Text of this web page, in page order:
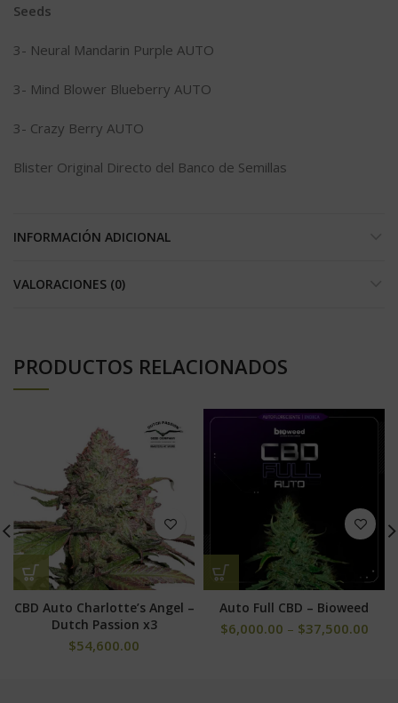
Seeds
3- Neural Mandarin Purple AUTO
3- Mind Blower Blueberry AUTO
3- Crazy Berry AUTO
Blister Original Directo del Banco de Semillas
INFORMACIÓN ADICIONAL
VALORACIONES (0)
PRODUCTOS RELACIONADOS
CBD Auto Charlotte’s Angel –
Dutch Passion x3
$54,600.00
Auto Full CBD – Bioweed
$6,000.00 – $37,500.00